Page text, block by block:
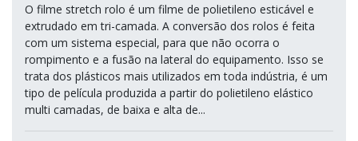
O filme stretch rolo é um filme de polietileno esticável e
extrudado em tri-camada. A conversão dos rolos é feita
com um sistema especial, para que não ocorra o
rompimento e a fusão na lateral do equipamento. Isso se
trata dos plásticos mais utilizados em toda indústria, é um
tipo de película produzida a partir do polietileno elástico
multi camadas, de baixa e alta de...